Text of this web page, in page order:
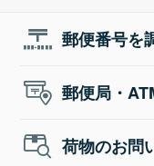
郵便番号を
郵便局・
荷物のお問